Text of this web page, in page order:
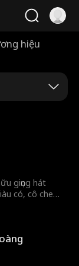
hiệu
giọng hát
có, cô che
phản bội khi
vỡ và bị
bạn thanh